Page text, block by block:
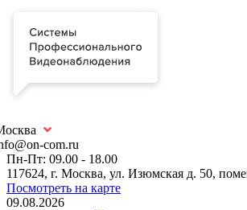
com.ru
Пн-Пт: 09.00 - 18.00
117624, г. Москва, ул. Изюмская д. 50,
Посмотреть на карте
09.08.2026